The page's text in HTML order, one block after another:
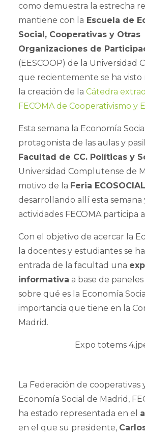
como demuestra la estrecha
mantiene con la Escuela de
Social, Cooperativas y Otras
Organizaciones de
(EESCOOP) de la Universidad
que recientemente se ha visto
la creación de la Cátedra
FECOMA de Cooperativismo y
Esta semana la Economía
protagonista de las aulas y
Facultad de CC. Políticas y
Universidad Complutense de
motivo de la Feria ECOSOCIAL
desarrollando allí esta semana
actividades FECOMA participa
Con el objetivo de acercar la
la docentes y estudiantes se
entrada de la facultad una
informativa a base de
sobre qué es la Economía
importancia que tiene en la
Madrid.
La Federación de cooperativas
Economía Social de Madrid,
ha estado representada en el
en el que su presidente,